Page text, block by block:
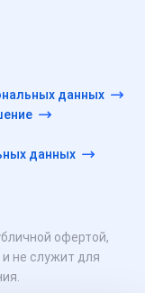
данных
данных
офертой,
не служит для